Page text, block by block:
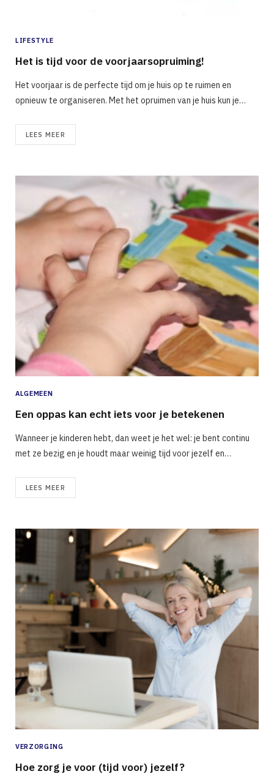
LIFESTYLE
Het is tijd voor de voorjaarsopruiming!
Het voorjaar is de perfecte tijd om je huis op te ruimen en
opnieuw te organiseren. Met het opruimen van je huis kun je…
LEES MEER
ALGEMEEN
Een oppas kan echt iets voor je betekenen
Wanneer je kinderen hebt, dan weet je het wel: je bent continu
met ze bezig en je houdt maar weinig tijd voor jezelf en…
LEES MEER
VERZORGING
Hoe zorg je voor (tijd voor) jezelf?